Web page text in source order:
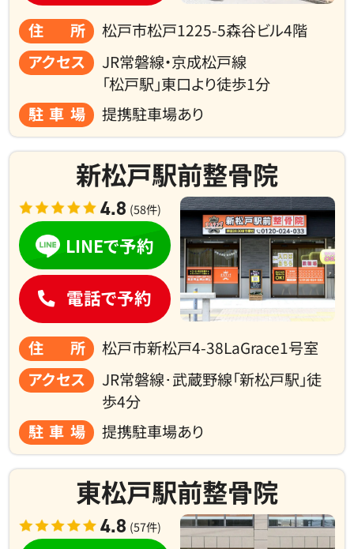
住所
松戸市松戸1225-5森谷ビル4階
アクセス
JR常磐線・京成松戸線
「松戸駅」東口より徒歩1分
駐車場
提携駐車場あり
新松戸駅前整骨院
4.8 (58件)
住所
松戸市新松戸4-38LaGrace1号室
アクセス
JR常磐線･武蔵野線「新松戸駅」徒
歩4分
駐車場
提携駐車場あり
LINEで予約
電話で予約
東松戸駅前整骨院
4.8 (57件)